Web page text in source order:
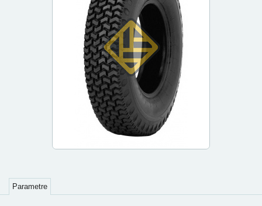
Parametre